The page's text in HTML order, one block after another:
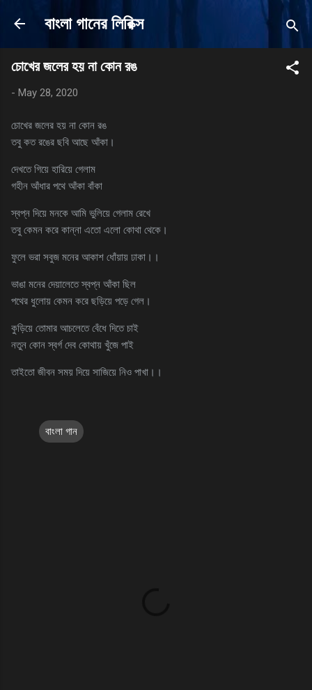
Skip to main content
বাংলা গানের লিরিক্স
চোখের জলের হয় না কোন রঙ
- May 28, 2020
চোখের জলের হয় না কোন রঙ
তবু কত রঙের ছবি আছে আঁকা।
দেখতে গিয়ে হারিয়ে গেলাম
গহীন আঁধার পথে আঁকা বাঁকা
স্বপ্ন দিয়ে মনকে আমি ভুলিয়ে গেলাম রেখে
তবু কেমন করে কান্না এতো এলো কোথা থেকে।
ফুলে ভরা সবুজ মনের আকাশ ধোঁয়ায় ঢাকা।।
ভাঙা মনের দেয়ালেতে স্বপ্ন আঁকা ছিল
পথের ধুলোয় কেমন করে ছড়িয়ে পড়ে গেল।
কুড়িয়ে তোমার আচলেতে বেঁধে দিতে চাই
নতুন কোন স্বর্গ দেব কোথায় খুঁজে পাই
তাইতো জীবন সময় দিয়ে সাজিয়ে নিও পাখা।।
বাংলা গান